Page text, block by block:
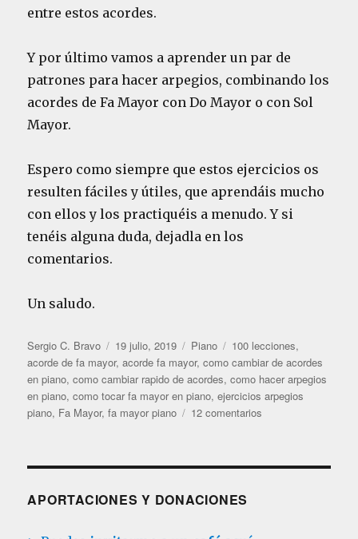
entre estos acordes.
Y por último vamos a aprender un par de
patrones para hacer arpegios, combinando los
acordes de Fa Mayor con Do Mayor o con Sol
Mayor.
Espero como siempre que estos ejercicios os
resulten fáciles y útiles, que aprendáis mucho
con ellos y los practiquéis a menudo. Y si
tenéis alguna duda, dejadla en los
comentarios.
Un saludo.
A
u
t
o
r
Sergio C. Bravo
P
u
b
l
i
d
e
19 julio, 2019
C
a
t
e
g
í
s
Piano
E
t
i
q
u
a
100 lecciones,
acorde de fa mayor,acorde fa mayor,como cambiar de acordes
en piano,como cambiar rapido de acordes,como hacer arpegios
en piano,como tocar fa mayor en piano,ejercicios arpegios
piano, Fa Mayor,fa mayor piano 12 comentarios
I
APORTACIONES Y DONACIONES